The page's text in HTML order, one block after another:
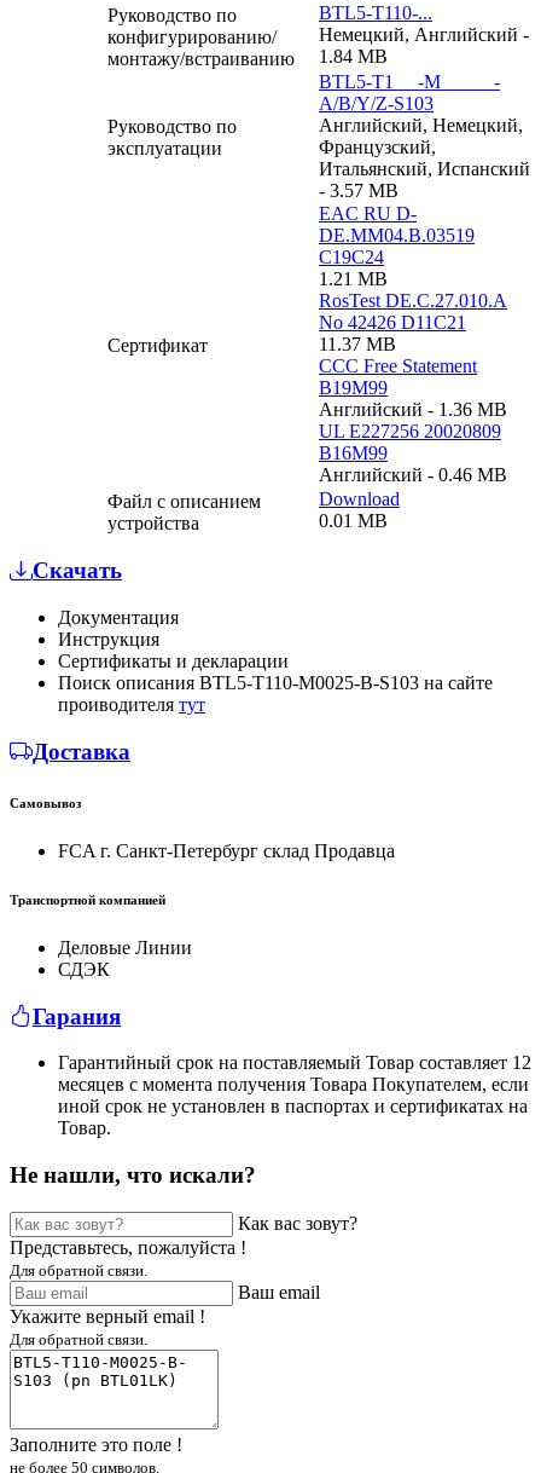
Руководство по
конфигурированию/
монтажу/встраиванию
BTL5-T110-...
Немецкий, Английский -
1.84 MB
Руководство по
эксплуатации
BTL5-T1_ _-M_ _ _ _-
A/B/Y/Z-S103
Английский, Немецкий,
Французский,
Итальянский, Испанский
- 3.57 MB
Сертификат
EAC RU D-
DE.MM04.B.03519
C19C24
1.21 MB
RosTest DE.C.27.010.A
No 42426 D11C21
11.37 MB
CCC Free Statement
B19M99
Английский - 1.36 MB
UL E227256 20020809
B16M99
Английский - 0.46 MB
Файл с описанием
устройства
Download
0.01 MB
Скачать
Документация
Инструкция
Сертификаты и декларации
Поиск описания BTL5-T110-M0025-B-S103 на сайте
проиводителя тут
Доставка
Самовывоз
FCA г. Санкт-Петербург склад Продавца
Транспортной компанией
Деловые Линии
СДЭК
Гарания
Гарантийный срок на поставляемый Товар составляет 12
месяцев с момента получения Товара Покупателем, если
иной срок не установлен в паспортах и сертификатах на
Товар.
Не нашли, что искали?
Как вас зовут?
Представьтесь, пожалуйста !
Для обратной связи.
Ваш email
Укажите верный email !
Для обратной связи.
Заполните это поле !
не более 50 символов.